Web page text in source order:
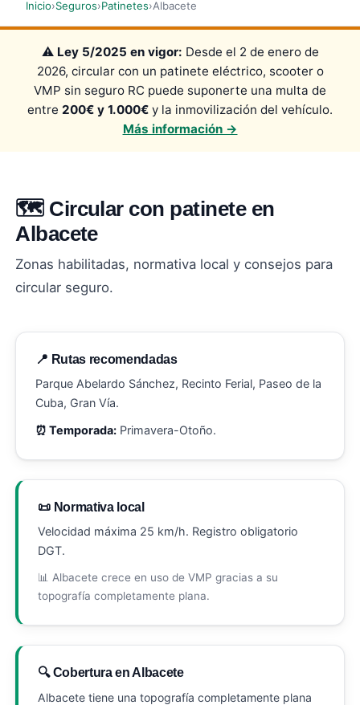
Inicio›Seguros›Patinetes›Albacete
⚠️ Ley 5/2025 en vigor: Desde el 2 de enero de
2026, circular con un patinete eléctrico, scooter o
VMP sin seguro RC puede suponerte una multa de
entre 200€ y 1.000€ y la inmovilización del vehículo.
Más información →
🗺️ Circular con patinete en
Albacete
Zonas habilitadas, normativa local y consejos para
circular seguro.
📍 Rutas recomendadas
Parque Abelardo Sánchez, Recinto Ferial, Paseo de la
Cuba, Gran Vía.
⏰ Temporada: Primavera-Otoño.
📜 Normativa local
Velocidad máxima 25 km/h. Registro obligatorio
DGT.
📊 Albacete crece en uso de VMP gracias a su
topografía completamente plana.
🔍 Cobertura en Albacete
Albacete tiene una topografía completamente plana